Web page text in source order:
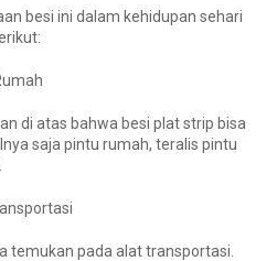
besi ini dalam kehidupan sehari
di atas bahwa besi plat strip bisa
saja pintu rumah, teralis pintu
temukan pada alat transportasi.